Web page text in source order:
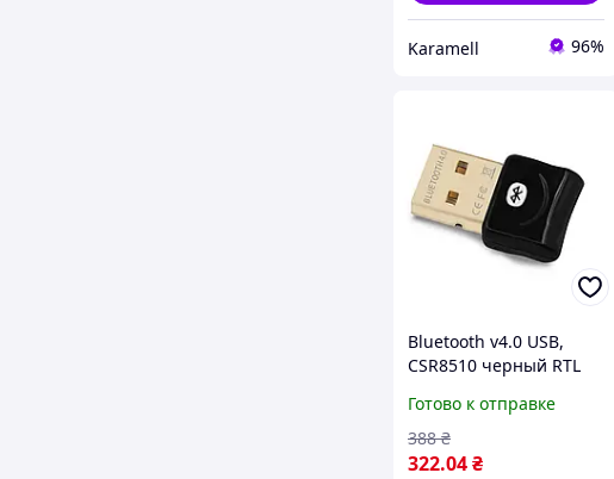
Karamell 96%
Bluetooth v4.0 USB,
CSR8510 черный RTL
Готово к отправке
322.04₴
388 ₴